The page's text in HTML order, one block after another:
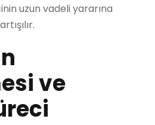
uzun vadeli yararına
ve